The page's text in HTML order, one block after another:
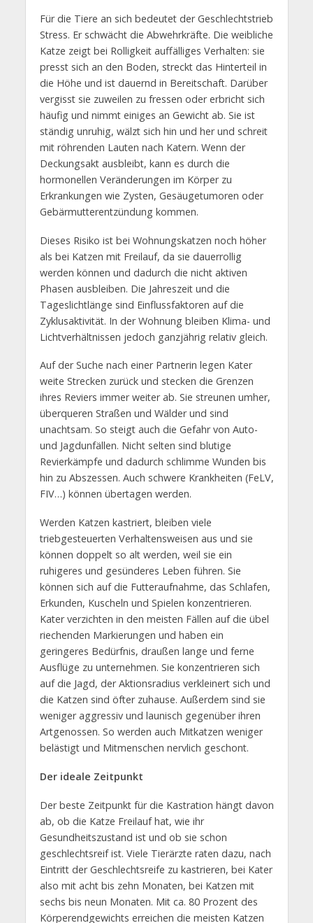
Für die Tiere an sich bedeutet der Geschlechtstrieb
Stress. Er schwächt die Abwehrkräfte. Die weibliche
Katze zeigt bei Rolligkeit auffälliges Verhalten: sie
presst sich an den Boden, streckt das Hinterteil in
die Höhe und ist dauernd in Bereitschaft. Darüber
vergisst sie zuweilen zu fressen oder erbricht sich
häufig und nimmt einiges an Gewicht ab. Sie ist
ständig unruhig, wälzt sich hin und her und schreit
mit röhrenden Lauten nach Katern. Wenn der
Deckungsakt ausbleibt, kann es durch die
hormonellen Veränderungen im Körper zu
Erkrankungen wie Zysten, Gesäugetumoren oder
Gebärmutterentzündung kommen.
Dieses Risiko ist bei Wohnungskatzen noch höher
als bei Katzen mit Freilauf, da sie dauerrollig
werden können und dadurch die nicht aktiven
Phasen ausbleiben. Die Jahreszeit und die
Tageslichtlänge sind Einflussfaktoren auf die
Zyklusaktivität. In der Wohnung bleiben Klima- und
Lichtverhältnissen jedoch ganzjährig relativ gleich.
Auf der Suche nach einer Partnerin legen Kater
weite Strecken zurück und stecken die Grenzen
ihres Reviers immer weiter ab. Sie streunen umher,
überqueren Straßen und Wälder und sind
unachtsam. So steigt auch die Gefahr von Auto-
und Jagdunfällen. Nicht selten sind blutige
Revierkämpfe und dadurch schlimme Wunden bis
hin zu Abszessen. Auch schwere Krankheiten (FeLV,
FIV…) können übertagen werden.
Werden Katzen kastriert, bleiben viele
triebgesteuerten Verhaltensweisen aus und sie
können doppelt so alt werden, weil sie ein
ruhigeres und gesünderes Leben führen. Sie
können sich auf die Futteraufnahme, das Schlafen,
Erkunden, Kuscheln und Spielen konzentrieren.
Kater verzichten in den meisten Fällen auf die übel
riechenden Markierungen und haben ein
geringeres Bedürfnis, draußen lange und ferne
Ausflüge zu unternehmen. Sie konzentrieren sich
auf die Jagd, der Aktionsradius verkleinert sich und
die Katzen sind öfter zuhause. Außerdem sind sie
weniger aggressiv und launisch gegenüber ihren
Artgenossen. So werden auch Mitkatzen weniger
belästigt und Mitmenschen nervlich geschont.
Der ideale Zeitpunkt
Der beste Zeitpunkt für die Kastration hängt davon
ab, ob die Katze Freilauf hat, wie ihr
Gesundheitszustand ist und ob sie schon
geschlechtsreif ist. Viele Tierärzte raten dazu, nach
Eintritt der Geschlechtsreife zu kastrieren, bei Kater
also mit acht bis zehn Monaten, bei Katzen mit
sechs bis neun Monaten. Mit ca. 80 Prozent des
Körperendgewichts erreichen die meisten Katzen